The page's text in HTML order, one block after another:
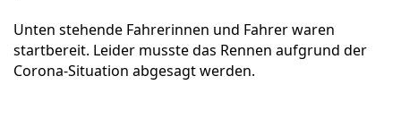
Unten stehende Fahrerinnen und Fahrer waren
startbereit. Leider musste das Rennen aufgrund der
Corona-Situation abgesagt werden.